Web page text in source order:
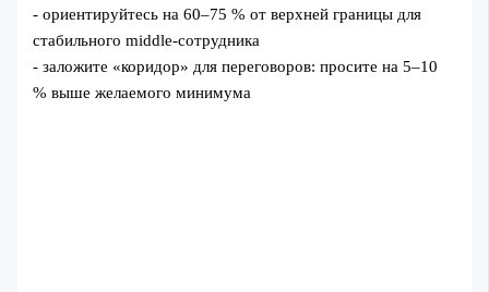
- ориентируйтесь на 60–75 % от верхней границы для
стабильного middle-сотрудника
- заложите «коридор» для переговоров: просите на 5–10
% выше желаемого минимума